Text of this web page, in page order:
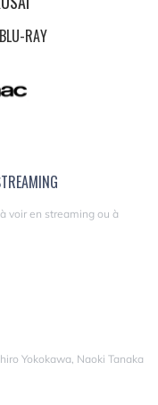
RAY
voir en streaming ou à
Yokokawa, Naoki Tanaka